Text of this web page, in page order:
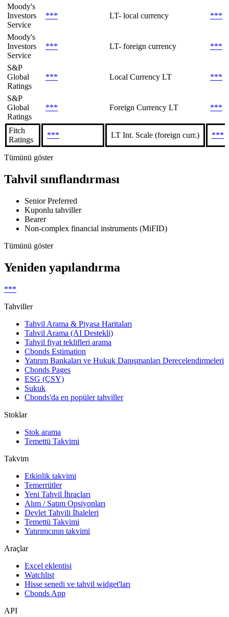
Moody's
Investors
Service
*** LT- local currency ***
Moody's
Investors
Service
*** LT- foreign currency ***
S&P
Global
Ratings
*** Local Currency LT ***
S&P
Global
Ratings
*** Foreign Currency LT ***
Fitch
Ratings
*** LT Int. Scale (foreign curr.) ***
Tümünü göster
Tahvil sınıflandırması
Senior Preferred
Kuponlu tahviller
Bearer
Non-complex financial instruments (MiFID)
Tümünü göster
Yeniden yapılandırma
***
Tahviller
Tahvil Arama & Piyasa Haritaları
Tahvil Arama (AI Destekli)
Tahvil fiyat teklifleri arama
Cbonds Estimation
Yatırım Bankaları ve Hukuk Danışmanları Derecelendirmeleri
Cbonds Pages
ESG (ÇSY)
Sukuk
Cbonds'da en popüler tahviller
Stoklar
Stok arama
Temettü Takvimi
Takvim
Etkinlik takvimi
Temerrütler
Yeni Tahvil İhraçları
Alım / Satım Opsiyonları
Devlet Tahvili İhaleleri
Temettü Takvimi
Yatırımcının takvimi
Araçlar
Excel eklentisi
Watchlist
Hisse senedi ve tahvil widget'ları
Cbonds App
API